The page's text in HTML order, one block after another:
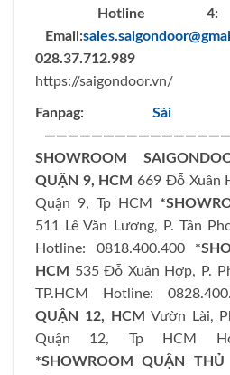
Hotline 4:
Email:
028.37.712.989
https://saigondoor.vn/
Fanpag:Sài
SHOWROOM
QUẬN 9, HCM 669 Đỗ Xuân
Quận 9, Tp HCM
511 Lê Văn Lương, P. Tân
Hotline: 0818.400.400
HCM
535 Đỗ Xuân Hợp, P.
TP.HCM Hotline:
QUẬN 12, HCM Vườn Lài,
Quận 12, Tp HCM
*SHOWROOM QUẬN